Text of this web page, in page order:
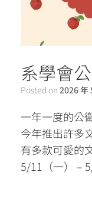
系學會
Posted on 2026 年
一年一度的公
今年推出許多
有多款可愛的
5/11（一） –